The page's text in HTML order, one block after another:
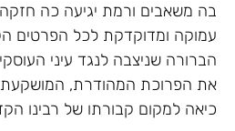
בה משאבים ורמת יגיעה כה
עמוקה ומדוקדקת לכל הפרטים
הברורה שניצבה לנגד עיני
את הפרוכת המהודרת, המושקעת
כיאה למקום קבורתו של רבינו